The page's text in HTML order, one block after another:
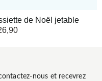
de Noël jetable
nous et recevrez